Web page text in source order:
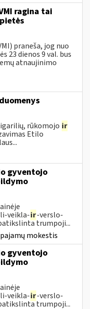
ragina tai
praneša, jog nuo
23 dienos 9 val. bus
atnaujinimo
rūkomojo ir
Etilo
gyventojo
veikla-ir-verslo-
trumpoji...
mokestis
gyventojo
veikla-ir-verslo-
trumpoji...